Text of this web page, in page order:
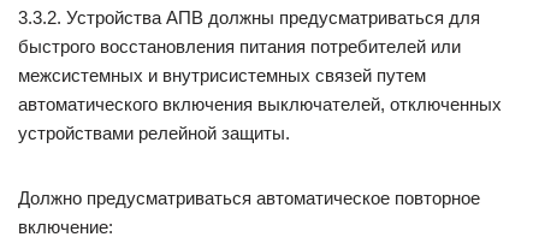
3.3.2. Устройства АПВ должны предусматриваться для
быстрого восстановления питания потребителей или
межсистемных и внутрисистемных связей путем
автоматического включения выключателей, отключенных
устройствами релейной защиты.
Должно предусматриваться автоматическое повторное
включение: